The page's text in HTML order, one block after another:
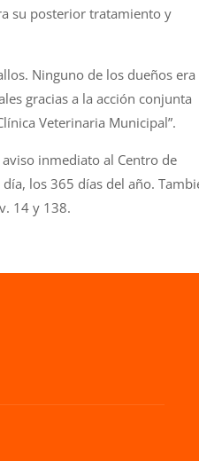
su posterior tratamiento y
Ninguno de los dueños era
gracias a la acción conjunta
Veterinaria Municipal”.
inmediato al Centro de
los 365 días del año.
14 y 138.